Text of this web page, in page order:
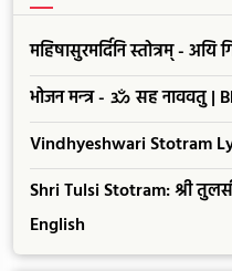
महिषासुरमर्दिनि स्तोत्रम् - अयि
भोजन मन्त्र - ॐ सह नाववतु |
Vindhyeshwari Stotram
Shri Tulsi Stotram: श्री
English